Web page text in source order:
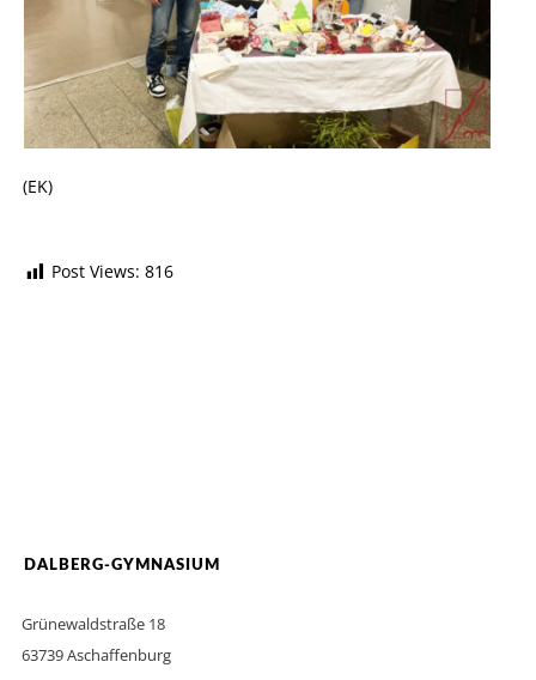
(EK)
Post Views: 816
DALBERG-GYMNASIUM
Grünewaldstraße 18
63739 Aschaffenburg